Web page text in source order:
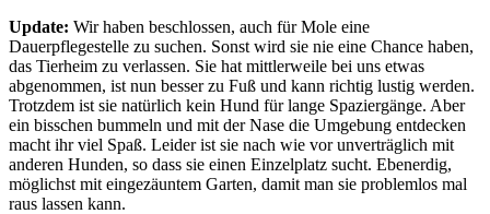
Update: Wir haben beschlossen, auch für Mole eine
Dauerpflegestelle zu suchen. Sonst wird sie nie eine Chance haben,
das Tierheim zu verlassen. Sie hat mittlerweile bei uns etwas
abgenommen, ist nun besser zu Fuß und kann richtig lustig werden.
Trotzdem ist sie natürlich kein Hund für lange Spaziergänge. Aber
ein bisschen bummeln und mit der Nase die Umgebung entdecken
macht ihr viel Spaß. Leider ist sie nach wie vor unverträglich mit
anderen Hunden, so dass sie einen Einzelplatz sucht. Ebenerdig,
möglichst mit eingezäuntem Garten, damit man sie problemlos mal
raus lassen kann.